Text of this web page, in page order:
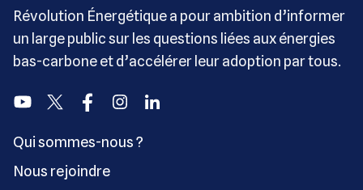
Révolution Énergétique a pour ambition d’informer
un large public sur les questions liées aux énergies
bas-carbone et d’accélérer leur adoption par tous.
YoutubeTwitter FacebookInstagramLinkedin
Qui sommes-nous ?
Nous rejoindre